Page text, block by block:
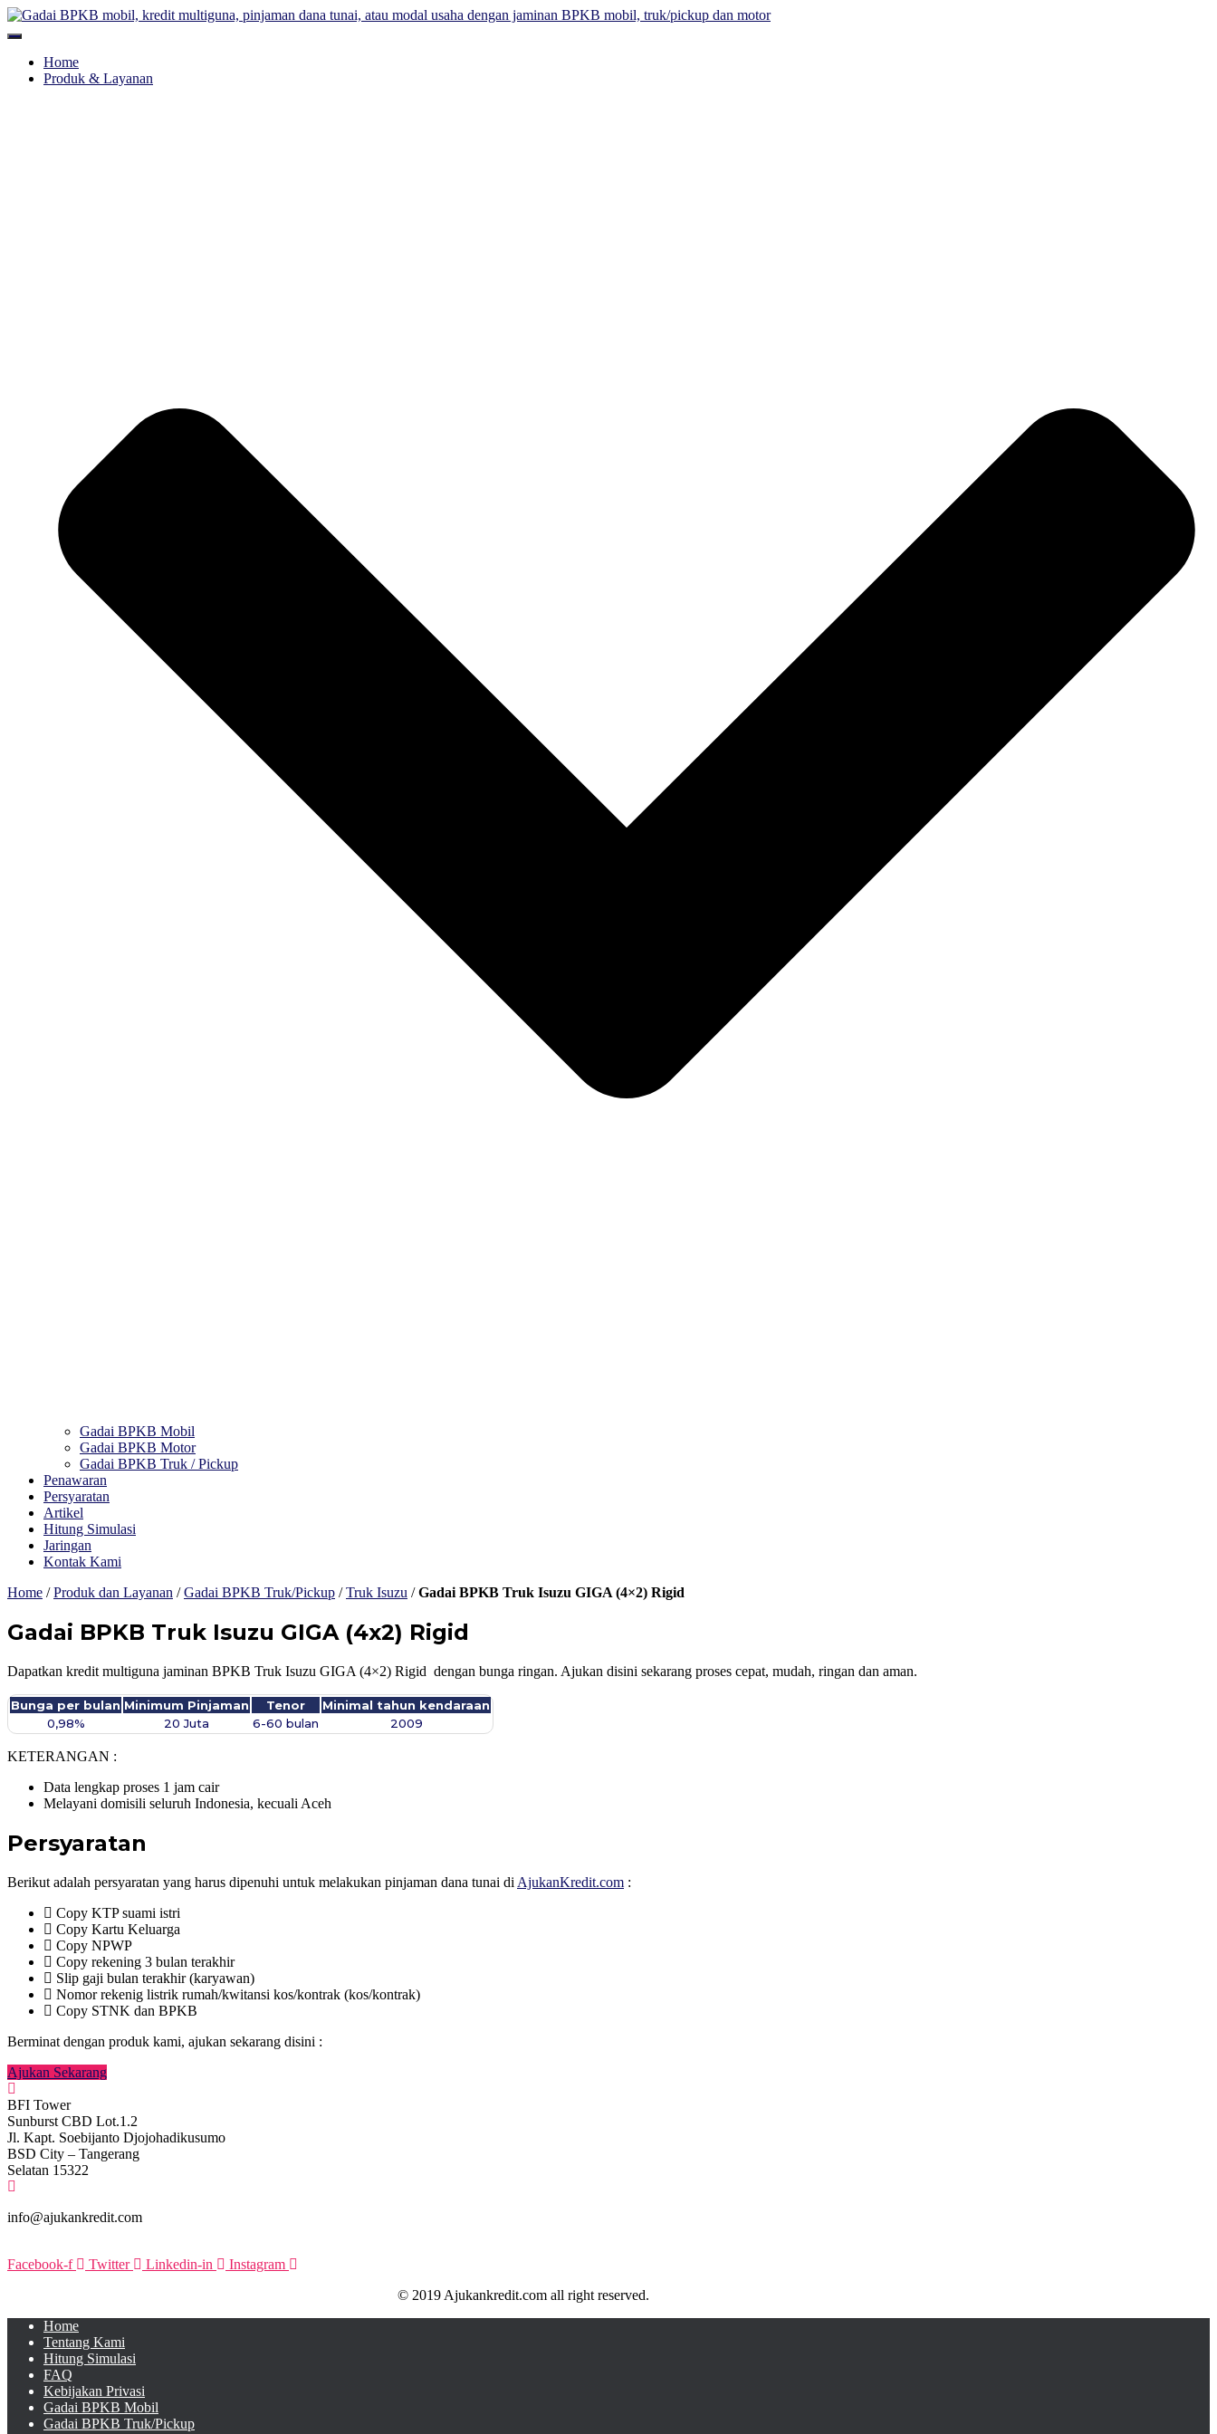
Toggle
NavigationHome
Produk & Layanan
Gadai BPKB Mobil
Gadai BPKB Motor
Gadai BPKB Truk / Pickup
Penawaran
Persyaratan
Artikel
Hitung Simulasi
Jaringan
Kontak Kami
Home /Produk dan Layanan /Gadai BPKB Truk/Pickup /Truk Isuzu /Gadai BPKB Truk Isuzu GIGA (4×2) Rigid
Gadai BPKB Truk Isuzu GIGA (4x2) Rigid
Dapatkan kredit multiguna jaminan BPKB Truk Isuzu GIGA (4×2) Rigid dengan bunga ringan. Ajukan disini sekarang proses cepat, mudah, ringan dan aman.
Bunga per bulan Minimum Pinjaman Tenor
Minimal tahun kendaraan
0,98%
20 Juta 6-60 bulan 2009
KETERANGAN :
Data lengkap proses 1 jam cair
Melayani domisili seluruh Indonesia, kecuali Aceh
Persyaratan
Berikut adalah persyaratan yang harus dipenuhi untuk melakukan pinjaman dana tunai di AjukanKredit.com :
Copy KTP suami istri
Copy Kartu Keluarga
Copy NPWP
Copy rekening 3 bulan terakhir
Slip gaji bulan terakhir (karyawan)
Nomor rekenig listrik rumah/kwitansi kos/kontrak (kos/kontrak)
Copy STNK dan BPKB
Berminat dengan produk kami, ajukan sekarang disini :
Ajukan Sekarang
BFI Tower
Sunburst CBD Lot.1.2
Jl. Kapt. Soebijanto Djojohadikusumo
BSD City – Tangerang
Selatan 15322
info@ajukankredit.com
Facebook-f Twitter Linkedin-in
Instagram
© 2019 Ajukankredit.com all right reserved.
Home
Tentang Kami
Hitung Simulasi
FAQ
Kebijakan Privasi
Gadai BPKB Mobil
Gadai BPKB Truk/Pickup